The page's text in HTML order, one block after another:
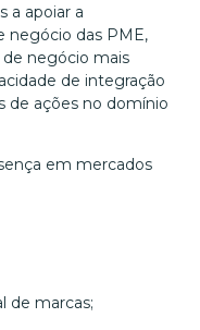
a apoiar a
negócio das PME,
negócio mais
de integração
de ações no domínio
em mercados
de marcas;